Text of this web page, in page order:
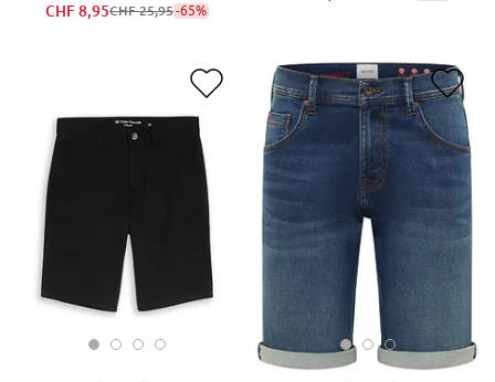
CHF 8,95CHF 25,95-65%